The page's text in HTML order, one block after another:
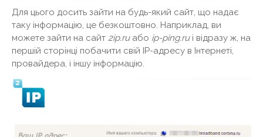
Для цього досить зайти на будь-який сайт, що надає
таку інформацію, це безкоштовно. Наприклад, ви
можете зайти на сайт 2ip.ruабо ip-ping.ru і відразу ж, на
першій сторінці побачити свій IP-адресу в Інтернеті,
провайдера, і іншу інформацію.